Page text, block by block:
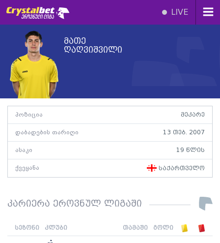
LIVE
მათე
ღაღვიშვილი
პოზიცია მეკარე
დაბადების თარიღი 13 თებ. 2007
ასაკი 19 წლის
ქვეყანა საქართველო
კარიერა ეროვნულ ლიგაში
სეზონი კლუბი თამაში გოლი